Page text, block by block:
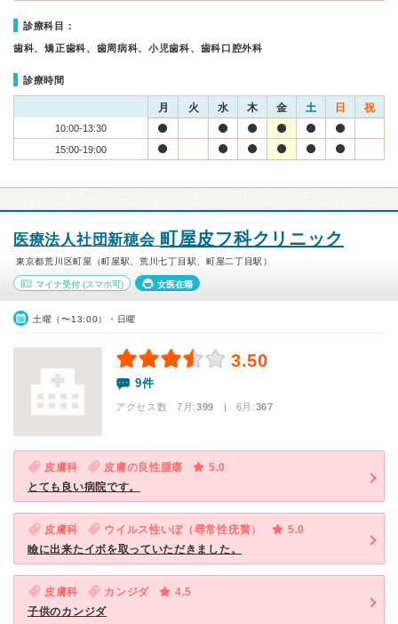
診療科目：
歯科、矯正歯科、歯周病科、小児歯科、歯科口腔外科
診療時間
月 火 水 木 金 土 日 祝
10:00-13:30
15:00-19:00
医療法人社団新穂会 町屋皮フ科クリニック
東京都荒川区町屋（町屋駅、荒川七丁目駅、町屋二丁目駅）
マイナ受付 (スマホ可) 女医在籍
土曜（〜13:00）・日曜
3.50
9件
アクセス数 7月:399 | 6月:367
皮膚科 皮膚の良性腫瘍
5.0
とても良い病院です。
皮膚科 ウイルス性いぼ（尋常性疣贅）
5.0
瞼に出来たイボを取っていただきました。
皮膚科 カンジダ
4.5
子供のカンジダ